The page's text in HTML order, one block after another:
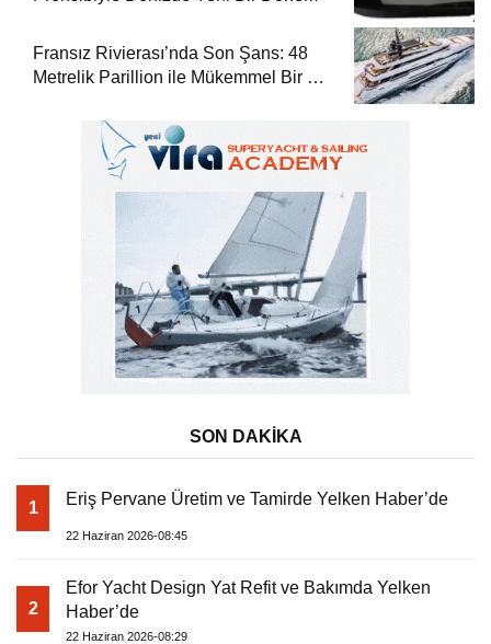
Fransız Rivierası’nda Son Şans: 48
Metrelik Parillion ile Mükemmel Bir Yat
SON DAKİKA
1 Eriş Pervane Üretim ve Tamirde Yelken Haber’de
22 Haziran 2026-08:45
2
Efor Yacht Design Yat Refit ve Bakımda Yelken
Haber’de
22 Haziran 2026-08:29